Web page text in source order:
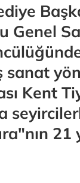
Genel
sanat
Kent
21